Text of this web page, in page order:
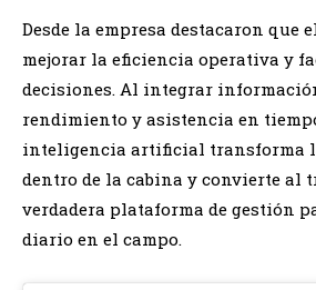
Desde la empresa destacaron que
mejorar la eficiencia operativa y
decisiones. Al integrar
rendimiento y asistencia en
inteligencia artificial transforma
dentro de la cabina y convierte al
verdadera plataforma de gestión
diario en el campo.